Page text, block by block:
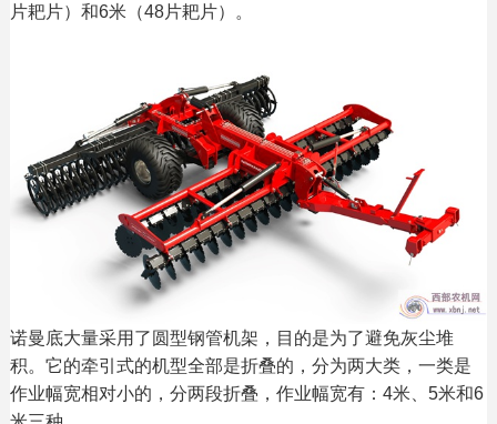
片耙片）和6米（48片耙片）。
诺曼底大量采用了圆型钢管机架，目的是为了避免灰尘堆
积。它的牵引式的机型全部是折叠的，分为两大类，一类是
作业幅宽相对小的，分两段折叠，作业幅宽有：4米、5米和6